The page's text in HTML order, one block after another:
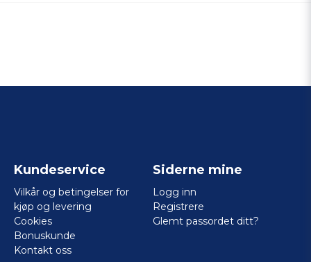
Kundeservice
Vilkår og betingelser for
kjøp og levering
Cookies
Bonuskunde
Kontakt oss
Siderne mine
Logg inn
Registrere
Glemt passordet ditt?